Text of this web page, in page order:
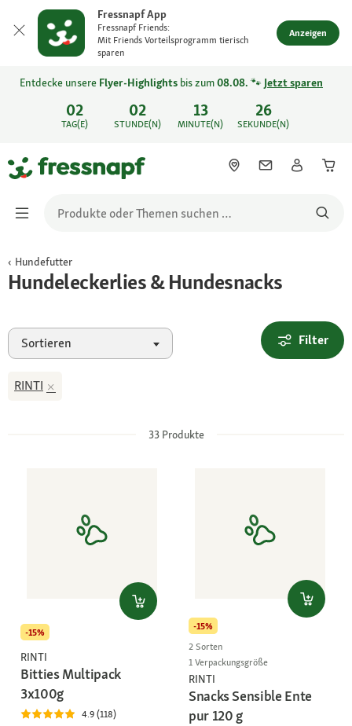
Fressnapf App
Fressnapf Friends:
Mit Friends Vorteilsprogramm tierisch
sparen
Anzeigen
02
TAG(E)
02
STUNDE(N)
13
MINUTE(N)
26
SEKUNDE(N)
Entdecke unsere Flyer-Highlights bis zum08.08. 🐾 Jetzt sparen
Hundefutter
Hundeleckerlies & Hundesnacks
Sortieren Filter
RINTI
33Produkte
-15%
RINTI
Bitties Multipack
3x100g
4.9 (118)
-15%
2 Sorten
1 Verpackungsgröße
RINTI
Snacks Sensible Ente
pur 120 g